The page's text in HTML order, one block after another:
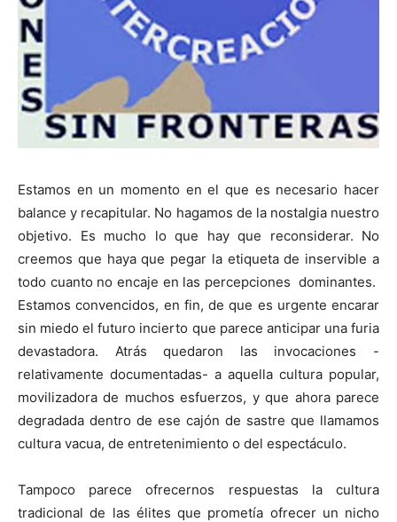
Estamos en un momento en el que es necesario hacer
balance y recapitular. No hagamos de la nostalgia nuestro
objetivo. Es mucho lo que hay que reconsiderar. No
creemos que haya que pegar la etiqueta de inservible a
todo cuanto no encaje en las percepciones dominantes.
Estamos convencidos, en fin, de que es urgente encarar
sin miedo el futuro incierto que parece anticipar una furia
devastadora. Atrás quedaron las invocaciones -
relativamente documentadas- a aquella cultura popular,
movilizadora de muchos esfuerzos, y que ahora parece
degradada dentro de ese cajón de sastre que llamamos
cultura vacua, de entretenimiento o del espectáculo.
Tampoco parece ofrecernos respuestas la cultura
tradicional de las élites que prometía ofrecer un nicho